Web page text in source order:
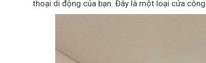
thoại di động của bạn. Đây là một loại cửa